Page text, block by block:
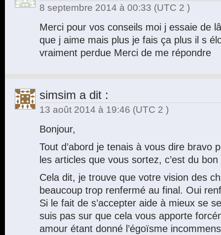
8 septembre 2014 à 00:33 (UTC 2 )
Merci pour vos conseils moi j essaie de
que j aime mais plus je fais ça plus il s
vraiment perdue Merci de me répondre
simsim a dit :
13 août 2014 à 19:46 (UTC 2 )
Bonjour,
Tout d’abord je tenais à vous dire bravo
les articles que vous sortez, c’est du
Cela dit, je trouve que votre vision des
beaucoup trop renfermé au final. Oui
Si le fait de s’accepter aide à mieux se
suis pas sur que cela vous apporte
amour étant donné l’égoïsme